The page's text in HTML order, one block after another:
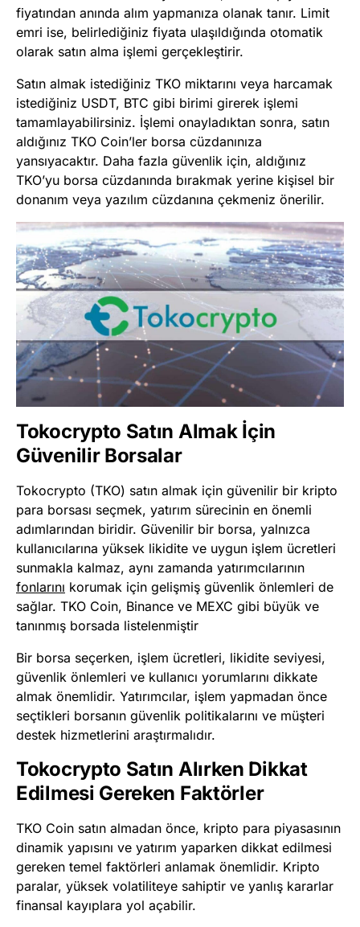
fiyatından anında alım yapmanıza olanak tanır. Limit
emri ise, belirlediğiniz fiyata ulaşıldığında otomatik
olarak satın alma işlemi gerçekleştirir.
Satın almak istediğiniz TKO miktarını veya harcamak
istediğiniz USDT, BTC gibi birimi girerek işlemi
tamamlayabilirsiniz. İşlemi onayladıktan sonra, satın
aldığınız TKO Coin’ler borsa cüzdanınıza
yansıyacaktır. Daha fazla güvenlik için, aldığınız
TKO’yu borsa cüzdanında bırakmak yerine kişisel bir
donanım veya yazılım cüzdanına çekmeniz önerilir.
Tokocrypto Satın Almak İçin
Güvenilir Borsalar
Tokocrypto (TKO) satın almak için güvenilir bir kripto
para borsası seçmek, yatırım sürecinin en önemli
adımlarından biridir. Güvenilir bir borsa, yalnızca
kullanıcılarına yüksek likidite ve uygun işlem ücretleri
sunmakla kalmaz, aynı zamanda yatırımcılarının
fonlarını korumak için gelişmiş güvenlik önlemleri de
sağlar. TKO Coin, Binance ve MEXC gibi büyük ve
tanınmış borsada listelenmiştir
Bir borsa seçerken, işlem ücretleri, likidite seviyesi,
güvenlik önlemleri ve kullanıcı yorumlarını dikkate
almak önemlidir. Yatırımcılar, işlem yapmadan önce
seçtikleri borsanın güvenlik politikalarını ve müşteri
destek hizmetlerini araştırmalıdır.
Tokocrypto Satın Alırken Dikkat
Edilmesi Gereken Faktörler
TKO Coin satın almadan önce, kripto para piyasasının
dinamik yapısını ve yatırım yaparken dikkat edilmesi
gereken temel faktörleri anlamak önemlidir. Kripto
paralar, yüksek volatiliteye sahiptir ve yanlış kararlar
finansal kayıplara yol açabilir.